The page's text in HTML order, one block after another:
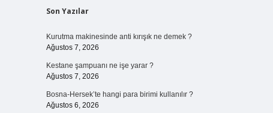
Sidebar
Son Yazılar
Kurutma makinesinde anti kırışık ne demek ?
Ağustos 7, 2026
Kestane şampuanı ne işe yarar ?
Ağustos 7, 2026
Bosna-Hersek’te hangi para birimi kullanılır ?
Ağustos 6, 2026
ilbet girişhttps://betexpergiris.casino/